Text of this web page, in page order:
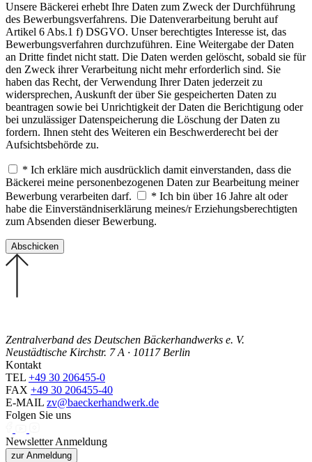
Unsere Bäckerei erhebt Ihre Daten zum Zweck der Durchführung
des Bewerbungsverfahrens. Die Datenverarbeitung beruht auf
Artikel 6 Abs.1 f) DSGVO. Unser berechtigtes Interesse ist, das
Bewerbungsverfahren durchzuführen. Eine Weitergabe der Daten
an Dritte findet nicht statt. Die Daten werden gelöscht, sobald sie für
den Zweck ihrer Verarbeitung nicht mehr erforderlich sind. Sie
haben das Recht, der Verwendung Ihrer Daten jederzeit zu
widersprechen, Auskunft der über Sie gespeicherten Daten zu
beantragen sowie bei Unrichtigkeit der Daten die Berichtigung oder
bei unzulässiger Datenspeicherung die Löschung der Daten zu
fordern. Ihnen steht des Weiteren ein Beschwerderecht bei der
Aufsichtsbehörde zu.
* Ich erkläre mich ausdrücklich damit einverstanden, dass die
Bäckerei meine personenbezogenen Daten zur Bearbeitung meiner
Bewerbung verarbeiten darf.
* Ich bin über 16 Jahre alt oder
habe die Einverständniserklärung meines/r Erziehungsberechtigten
zum Absenden dieser Bewerbung.
Zentralverband des Deutschen Bäckerhandwerks e. V.
Neustädtische Kirchstr. 7 A · 10117 Berlin
Kontakt
TEL +49 30 206455-0
FAX +49 30 206455-40
E-MAIL zv@baeckerhandwerk.de
Folgen Sie uns
Newsletter Anmeldung
zur Anmeldung